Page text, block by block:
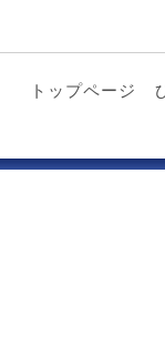
トップページ